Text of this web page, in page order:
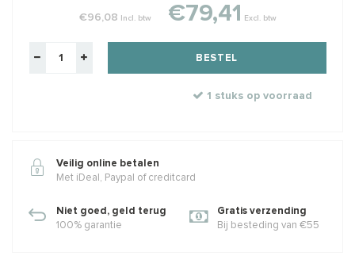
€96,08 Incl. btw €79,41 Excl. btw
BESTEL
1 stuks op voorraad
Veilig online betalen
Met iDeal, Paypal of creditcard
Niet goed, geld terug
100% garantie
Gratis verzending
Bij besteding van €55